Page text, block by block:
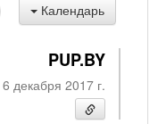
Календарь
PUP.BY
6 декабря 2017 г.